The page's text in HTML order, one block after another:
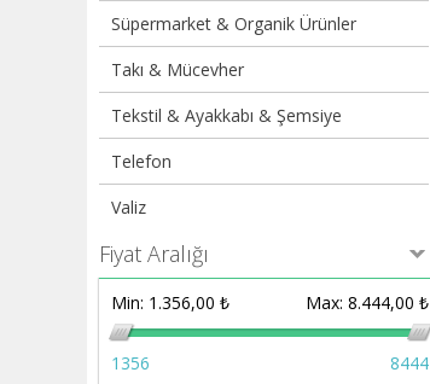
Süpermarket & Organik Ürünler
Takı & Mücevher
Tekstil & Ayakkabı & Şemsiye
Telefon
Valiz
Fiyat Aralığı
Min: 1.356,00 ₺ Max: 8.444,00 ₺
1356 8444